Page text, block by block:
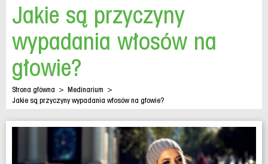
Jakie są przyczyny
wypadania włosów na
głowie?
Strona główna > Medinarium >
Jakie są przyczyny wypadania włosów na głowie?